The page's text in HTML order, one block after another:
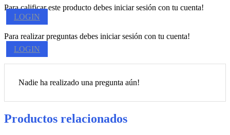
Para calificar este producto debes iniciar sesión con tu cuenta!
LOGIN
Para realizar preguntas debes iniciar sesión con tu cuenta!
LOGIN
Nadie ha realizado una pregunta aún!
Productos relacionados